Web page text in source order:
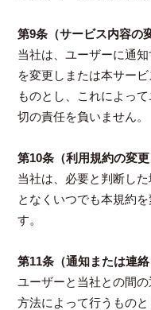
第9条（サービス内容の
当社は、ユーザーに通
を変更しまたは本サー
ものとし、これによっ
切の責任を負いません。
第10条（利用規約の変更
当社は、必要と判断し
となくいつでも本規約
す。
第11条（通知または連絡
ユーザーと当社との間
方法によって行うものと